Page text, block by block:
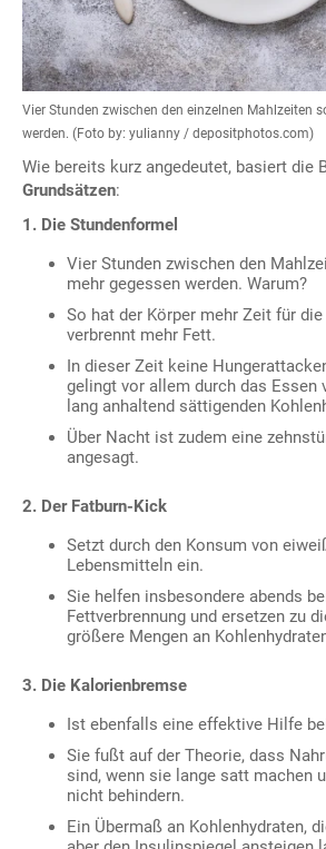
Vier Stunden zwischen den einzelnen Mahlzeiten
werden. (Foto by: yulianny / depositphotos.com)
Wie bereits kurz angedeutet, basiert die
Grundsätzen:
1. Die Stundenformel
Vier Stunden zwischen den
mehr gegessen werden. Warum?
So hat der Körper mehr Zeit für die
verbrennt mehr Fett.
In dieser Zeit keine
gelingt vor allem durch das Essen
lang anhaltend sättigenden
Über Nacht ist zudem eine
angesagt.
2. Der Fatburn-Kick
Setzt durch den Konsum von
Lebensmitteln ein.
Sie helfen insbesondere abends
Fettverbrennung und ersetzen zu
größere Mengen an
3. Die Kalorienbremse
Ist ebenfalls eine effektive Hilfe
Sie fußt auf der Theorie, dass
sind, wenn sie lange satt machen
nicht behindern.
Ein Übermaß an Kohlenhydraten,